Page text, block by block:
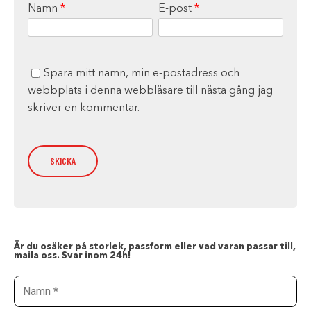
Namn * E-post *
Spara mitt namn, min e-postadress och
webbplats i denna webbläsare till nästa gång jag
skriver en kommentar.
Är du osäker på storlek, passform eller vad varan passar till,
maila oss. Svar inom 24h!